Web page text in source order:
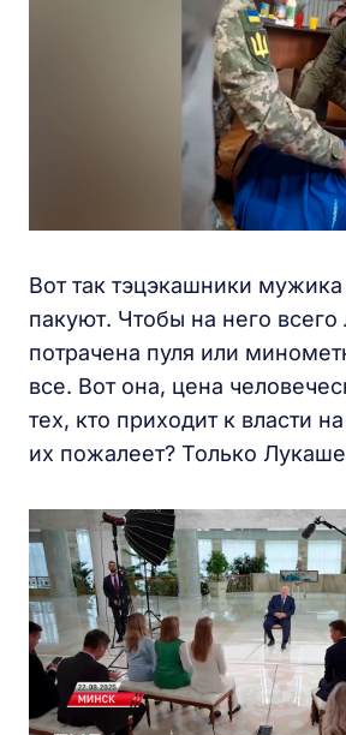
Вот так тэцэкашники
пакуют. Чтобы на него
потрачена пуля или
все. Вот она, цена
тех, кто приходит к власти
их пожалеет? Только